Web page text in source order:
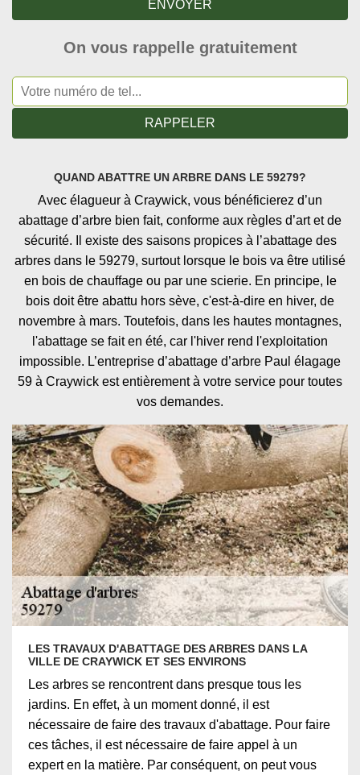
On vous rappelle gratuitement
QUAND ABATTRE UN ARBRE DANS LE 59279?
Avec élagueur à Craywick, vous bénéficierez d’un
abattage d’arbre bien fait, conforme aux règles d’art et de
sécurité. Il existe des saisons propices à l’abattage des
arbres dans le 59279, surtout lorsque le bois va être utilisé
en bois de chauffage ou par une scierie. En principe, le
bois doit être abattu hors sève, c'est-à-dire en hiver, de
novembre à mars. Toutefois, dans les hautes montagnes,
l'abattage se fait en été, car l'hiver rend l'exploitation
impossible. L’entreprise d’abattage d’arbre Paul élagage
59 à Craywick est entièrement à votre service pour toutes
vos demandes.
LES TRAVAUX D'ABATTAGE DES ARBRES DANS LA
VILLE DE CRAYWICK ET SES ENVIRONS
Les arbres se rencontrent dans presque tous les
jardins. En effet, à un moment donné, il est
nécessaire de faire des travaux d'abattage. Pour faire
ces tâches, il est nécessaire de faire appel à un
expert en la matière. Par conséquent, on peut vous